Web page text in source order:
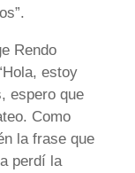
Rendo
estoy
espero que
Como
la frase que
perdí la